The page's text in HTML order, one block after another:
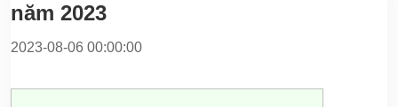
năm 2023
2023-08-06 00:00:00